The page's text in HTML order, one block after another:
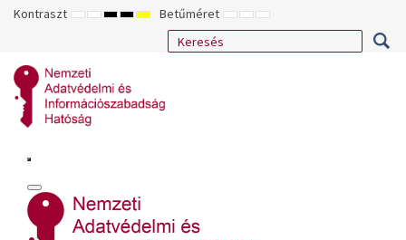
Kontraszt ALAPÉRTELMEZETT
ÉJSZAKAI
NAGY
KONTRASZTÚ
NAGY
KONTRASZTÚ
NAGY
KONTRASZTÚ
SÁRGA
FEKETE
Betűméret KISEBB
BETŰTÍPUS
ALAPÉRTELMEZETT
BETŰMÉRET
NAGYOBB
BETŰMÉRET